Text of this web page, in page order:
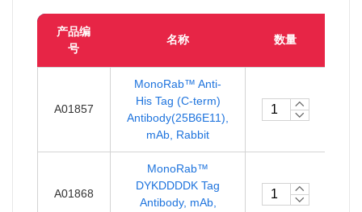
产品编
号
名称 数量
A01857
MonoRab™ Anti-
His Tag (C-term)
Antibody(25B6E11),
mAb, Rabbit
A01868
MonoRab™
DYKDDDDK Tag
Antibody, mAb,